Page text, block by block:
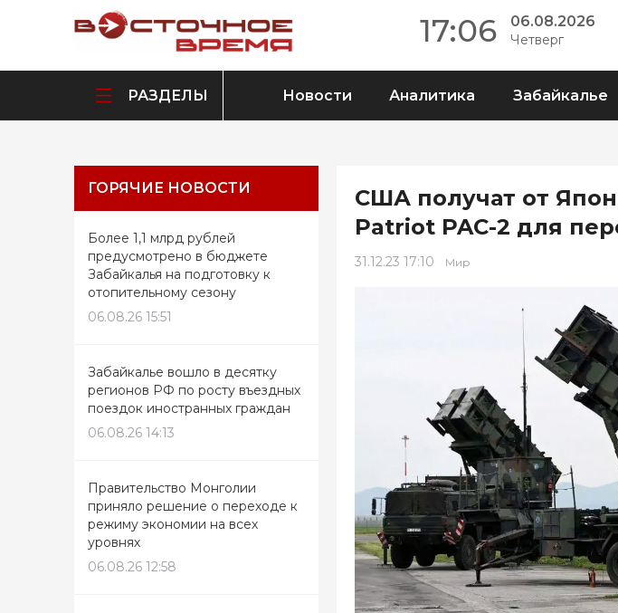
17:06 06.08.2026
Четверг
РАЗДЕЛЫ Новости Аналитика Забайкалье
ГОРЯЧИЕ НОВОСТИ
Более 1,1 млрд рублей
предусмотрено в бюджете
Забайкалья на подготовку к
отопительному сезону
06.08.26 15:51
Забайкалье вошло в десятку
регионов РФ по росту въездных
поездок иностранных граждан
06.08.26 14:13
Правительство Монголии
приняло решение о переходе к
режиму экономии на всех
уровнях
06.08.26 12:58
США получат от
Patriot PAC-2 для
31.12.23 17:10 Мир